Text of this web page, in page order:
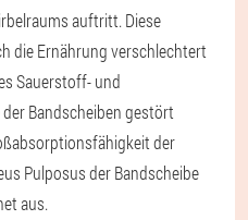
auftritt. Diese
die Ernährung verschlechtert
Sauerstoff- und
Bandscheiben gestört
der
Pulposus der Bandscheibe
aus.